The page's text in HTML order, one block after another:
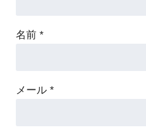
名前 *
メール *